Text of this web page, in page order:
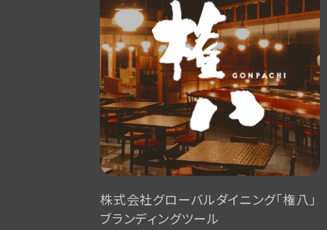
株式会社グローバルダイニング「権八」
ブランディングツール